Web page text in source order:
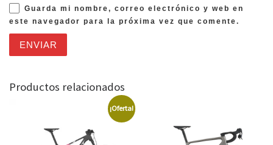
Guarda mi nombre, correo electrónico y web en
este navegador para la próxima vez que comente.
Productos relacionados
¡Oferta!